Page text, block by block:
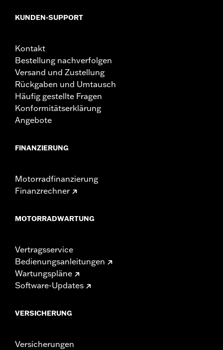
KUNDEN-SUPPORT
Kontakt
Bestellung nachverfolgen
Versand und Zustellung
Rückgaben und Umtausch
Häufig gestellte Fragen
Konformitätserklärung
Angebote
FINANZIERUNG
Motorradfinanzierung
Finanzrechner
MOTORRADWARTUNG
Vertragsservice
Bedienungsanleitungen
Wartungspläne
Software-Updates
VERSICHERUNG
Versicherungen